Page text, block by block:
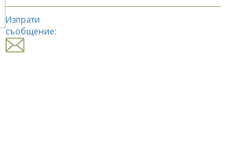
Изпрати
съобщение: